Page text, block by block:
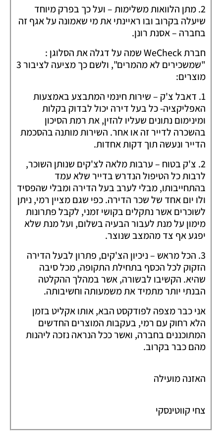
2. מתן הלוואות משלימות – ועל כך בפרק מיוחד
שיעלה בקרוב ובו ראיינתי את מי שאמונה על אגף זה
בחברה – אסנת רונן.
חברת WeCheck שמה על דגלה את הסלוגן :
"שמשכירים לא מהמרים", ולשם כך מציעה לציבור 3
מוצרים:
1. דאבל צ'ק – שירות חינמי המתבצע באמצעות
האפליקציה- כל בעל דירה יכול לבדוק בקלות
ומינימום נתונים שעליו להזין, את רמת הסיכון
בהשכרה לדייר זה או אחר. השירות מותנה בהסכמת
הדייר ונעשה תוך דקות אחדות.
2. צ'ק בטוח – ערבות מלאה לצ'קים שנותן השוכר,
לרבות כל הטיפול הנדרש בדייר שלא עמד
בהתחייבותו, מבלי לערב בעל הדירה ומבלי שהפסיד
ולו יום אחד של שכר הדירה. כפי שגם מציין רמי, ניתן
לשוכרים אשר נתקלים בקושי זמני, לקבל פתרונות
מימון על מנת לעבור הבעיה בשלום, ועל מנת שלא
יפגע אף צד מהמצב שנוצר.
3. הכל מראש – ניכיון הצ'קים, פתרון לבעל הדירה
הזקוק לכל הכסף בתחילת התקופה, מכל סיבה
שהיא. הקשיבו לבשורה, אשר במהלך ההקלטה
הבנתי יותר מתמיד את משמעותה וחשיבותה.
אני כבר מצפה לפודקסט הבא, אותו אקליט בזמן
הלא רחוק עם רמי, בעקבות המוצרים החדשים
המתוכננים בחברה, ואשר ככל הנראה נזכה ליהנות
מהם כבר בקרוב.
האזנה מועילה
צחי קווטינסקי